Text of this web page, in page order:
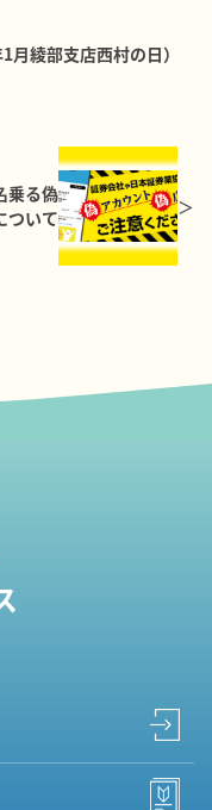
綾部支店西村の日）
乗る偽
ついて